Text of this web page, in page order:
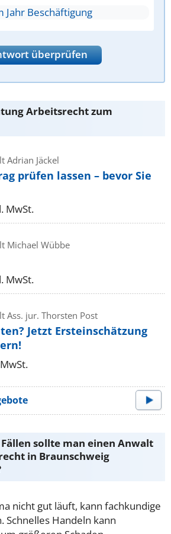
Jahr Beschäftigung
überprüfen
Arbeitsrecht zum
Adrian Jäckel
prüfen lassen – bevor Sie
MwSt.
Michael Wübbe
MwSt.
Ass. jur. Thorsten Post
Jetzt Ersteinschätzung
sollte man einen Anwalt
in Braunschweig
nicht gut läuft, kann fachkundige
Schnelles Handeln kann